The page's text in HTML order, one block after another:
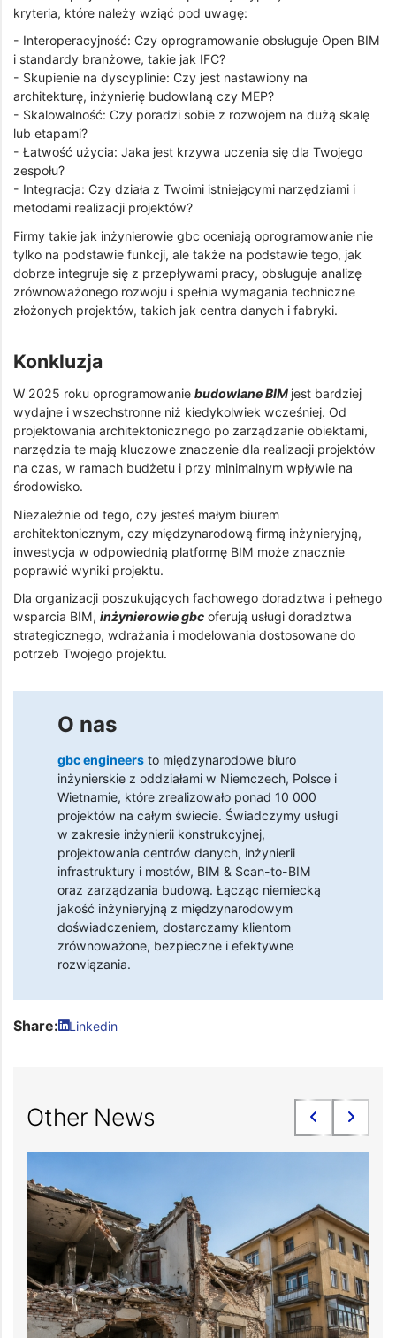
kryteria, które należy wziąć pod uwagę:
- Interoperacyjność: Czy oprogramowanie obsługuje Open BIM
i standardy branżowe, takie jak IFC?
- Skupienie na dyscyplinie: Czy jest nastawiony na
architekturę, inżynierię budowlaną czy MEP?
- Skalowalność: Czy poradzi sobie z rozwojem na dużą skalę
lub etapami?
- Łatwość użycia: Jaka jest krzywa uczenia się dla Twojego
zespołu?
- Integracja: Czy działa z Twoimi istniejącymi narzędziami i
metodami realizacji projektów?
Firmy takie jak inżynierowie gbc oceniają oprogramowanie nie
tylko na podstawie funkcji, ale także na podstawie tego, jak
dobrze integruje się z przepływami pracy, obsługuje analizę
zrównoważonego rozwoju i spełnia wymagania techniczne
złożonych projektów, takich jak centra danych i fabryki.
Konkluzja
W 2025 roku oprogramowanie budowlane BIM jest bardziej
wydajne i wszechstronne niż kiedykolwiek wcześniej. Od
projektowania architektonicznego po zarządzanie obiektami,
narzędzia te mają kluczowe znaczenie dla realizacji projektów
na czas, w ramach budżetu i przy minimalnym wpływie na
środowisko.
Niezależnie od tego, czy jesteś małym biurem
architektonicznym, czy międzynarodową firmą inżynieryjną,
inwestycja w odpowiednią platformę BIM może znacznie
poprawić wyniki projektu.
Dla organizacji poszukujących fachowego doradztwa i pełnego
wsparcia BIM, inżynierowie gbc oferują usługi doradztwa
strategicznego, wdrażania i modelowania dostosowane do
potrzeb Twojego projektu.
O nas
gbc engineers to międzynarodowe biuro
inżynierskie z oddziałami w Niemczech, Polsce i
Wietnamie, które zrealizowało ponad 10 000
projektów na całym świecie. Świadczymy usługi
w zakresie inżynierii konstrukcyjnej,
projektowania centrów danych, inżynierii
infrastruktury i mostów, BIM & Scan-to-BIM
oraz zarządzania budową. Łącząc niemiecką
jakość inżynieryjną z międzynarodowym
doświadczeniem, dostarczamy klientom
zrównoważone, bezpieczne i efektywne
rozwiązania.
Share: Linkedin
Other News